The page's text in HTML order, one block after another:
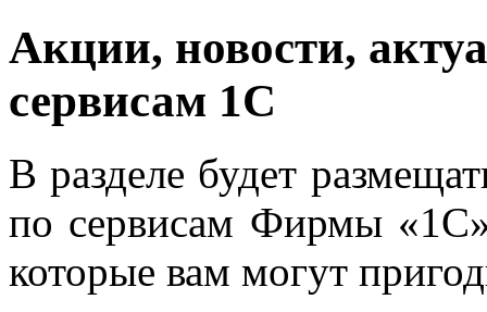
Акции, новости,
сервисам 1С
В разделе будет
по сервисам Фирмы
которые вам могут